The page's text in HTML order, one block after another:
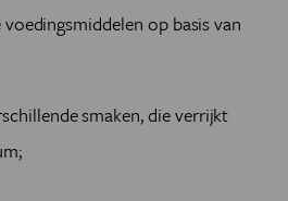
op basis van
smaken, die verrijkt